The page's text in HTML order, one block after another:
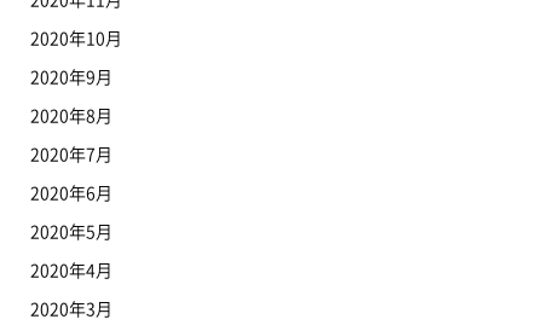
2020年10月
2020年9月
2020年8月
2020年7月
2020年6月
2020年5月
2020年4月
2020年3月